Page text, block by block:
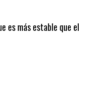
es más estable que el